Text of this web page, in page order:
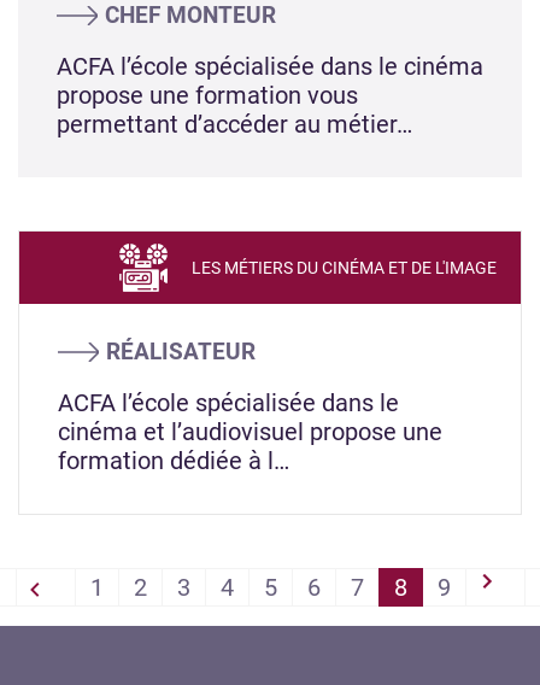
CHEF MONTEUR
ACFA l’école spécialisée dans le cinéma
propose une formation vous
permettant d’accéder au métier…
RÉALISATEUR
LES MÉTIERS DU CINÉMA ET DE L'IMAGE
ACFA l’école spécialisée dans le
cinéma et l’audiovisuel propose une
formation dédiée à l…
PAGINATION
1 2 3 4 5 6 7 8 9